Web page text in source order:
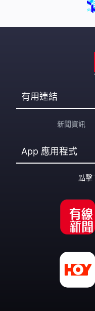
有用連結
新聞資訊
App 應用程式
點擊